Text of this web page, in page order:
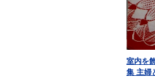
室内を
集 主婦